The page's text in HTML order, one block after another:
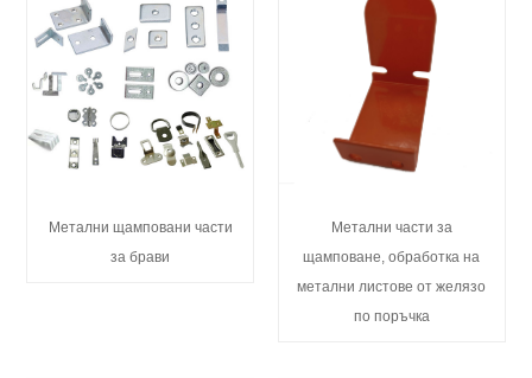
Метални щамповани части
за брави
Метални части за
щамповане, обработка на
метални листове от желязо
по поръчка